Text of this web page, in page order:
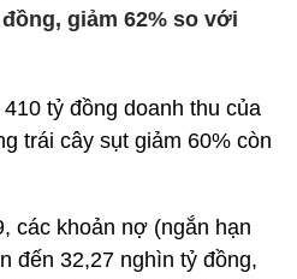
giảm 62% so với
tỷ đồng doanh thu của
trái cây sụt giảm 60% còn
các khoản nợ (ngắn hạn
đến 32,27 nghìn tỷ đồng,